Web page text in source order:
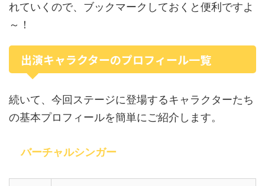
れていくので、ブックマークしておくと便利ですよ
～！
出演キャラクターのプロフィール一覧
続いて、今回ステージに登場するキャラクターたち
の基本プロフィールを簡単にご紹介します。
バーチャルシンガー